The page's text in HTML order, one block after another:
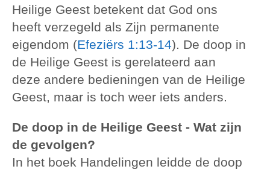
Heilige Geest betekent dat God ons
heeft verzegeld als Zijn permanente
eigendom (Efeziërs 1:13-14). De doop in
de Heilige Geest is gerelateerd aan
deze andere bedieningen van de Heilige
Geest, maar is toch weer iets anders.
De doop in de Heilige Geest - Wat zijn
de gevolgen?
In het boek Handelingen leidde de doop